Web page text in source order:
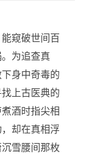
窥破世间百
为追查真
身中奇毒的
上古医典的
酒时指尖相
却在真相浮
雪腰间那枚